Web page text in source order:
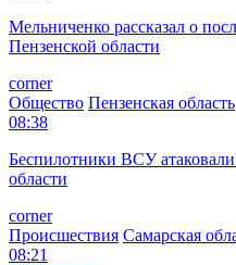
Мельниченко рассказал о
Пензенской области
corner
Общество Пензенская область
08:38
Беспилотники ВСУ
области
corner
Происшествия Самарская
08:21